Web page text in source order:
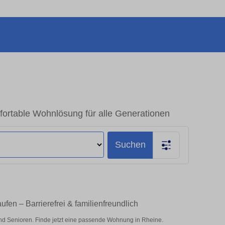
Wohnlösung für alle Generationen
Suchen
– Barrierefrei & familienfreundlich
Senioren. Finde jetzt eine passende Wohnung in Rheine.